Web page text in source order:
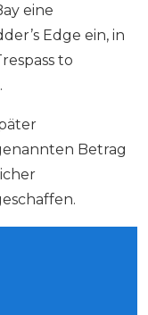
eine
Edge ein, in
to
Betrag